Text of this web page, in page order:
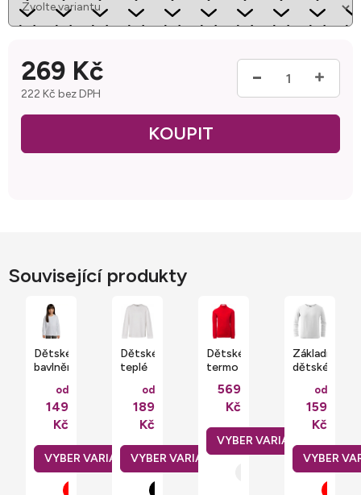
269 Kč
222 Kč bez DPH
Související produkty
Dětské
bavlněné
Imperial
dlouhým
od
149
Kč
Dětské
teplé
dlouhým
rukávem
g/m
od
189
Kč
Dětské
termo
Tplayer
569
Kč
Základní
dětské
Malfini
dlouhým
od
159
Kč